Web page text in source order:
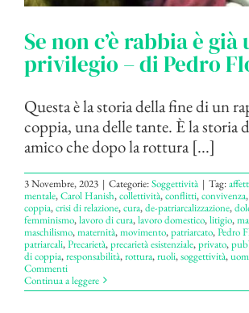
Se non c’è rabbia è già
privilegio – di Pedro
Questa è la storia della fine di un
coppia, una delle tante. È la storia
amico che dopo la rottura [...]
3 Novembre, 2023 | Categorie:Soggettività | Tag:
mentale,Carol Hanish,collettività,conflitti,convivenza,
coppia,crisi di relazione,cura,de-patriarcalizzazione,
femminismo,lavoro di cura,lavoro domestico,litigio,
maschilismo,maternità,movimento,patriarcato,Pedro
patriarcali,Precarietà,precarietà esistenziale,privato,
di coppia,responsabilità,rottura,ruoli,soggettività,
Commenti
Continua a leggere